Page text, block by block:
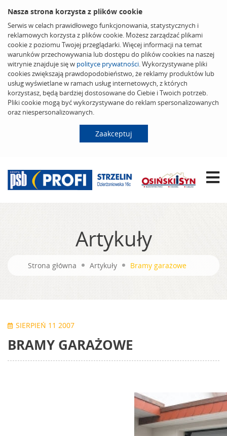
Nasza strona korzysta z plików cookie
Serwis w celach prawidłowego funkcjonowania, statystycznych i
reklamowych korzysta z plików cookie. Możesz zarządzać plikami
cookie z poziomu Twojej przeglądarki. Więcej informacji na temat
warunków przechowywania lub dostępu do plików cookies na naszej
witrynie znajduje się w polityce prywatności. Wykorzystywane pliki
cookies zwiększają prawdopodobieństwo, że reklamy produktów lub
usług wyświetlane w ramach usług internetowych, z których
korzystasz, będą bardziej dostosowane do Ciebie i Twoich potrzeb.
Pliki cookie mogą być wykorzystywane do reklam spersonalizowanych
oraz niespersonalizowanych.
Zaakceptuj
Artykuły
Strona główna Artykuły Bramy garażowe
SIERPIEŃ 11 2007
BRAMY GARAŻOWE